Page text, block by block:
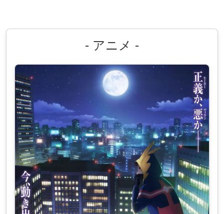
- アニメ -